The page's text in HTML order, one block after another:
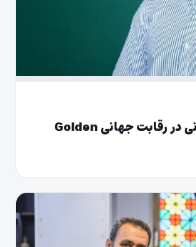
درخشش عکاس ایرانی در رقابت جهانی Golden